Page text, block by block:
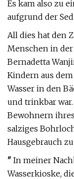
Es kam also zu
aufgrund der
All dies hat den
Menschen in
Bernadetta
Kindern aus
Wasser in den
und trinkbar
Bewohnern
salziges
Hausgebrauch
" In meiner
Wasserkioske,